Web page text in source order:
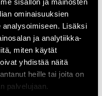
ominaisuuksien
Lisäksi
ja analytiikka-
miten käytät
yhdistää näitä
heille tai joita on
palvelujaan.
varten
72 tuntia
metalli, vaneri, OSB-levy,
rasvaiset pinnat